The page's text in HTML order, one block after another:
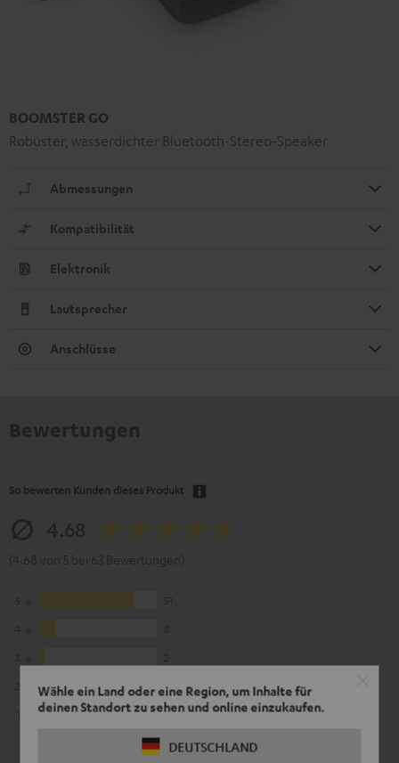
Wähle ein Land oder eine Region, um Inhalte für
deinen Standort zu sehen und online einzukaufen.
DEUTSCHLAND
BOOMSTER GO
Robuster, wasserdichter Bluetooth-Stereo-Speaker
Abmessungen
Kompatibilität
Elektronik
Lautsprecher
Anschlüsse
So bewerten Kunden dieses Produkt
0
2